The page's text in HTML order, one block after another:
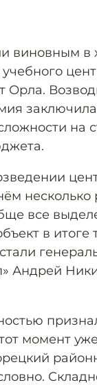
виновным в
Орла.
на
несколько
все
в итоге
Андрей
момент